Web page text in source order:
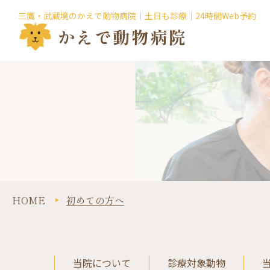
三鷹・武蔵境のかえで動物病院｜土日も診療｜24時間Web予約
かえで動物病院
HOME 初めての方へ
当院について 診療対象動物